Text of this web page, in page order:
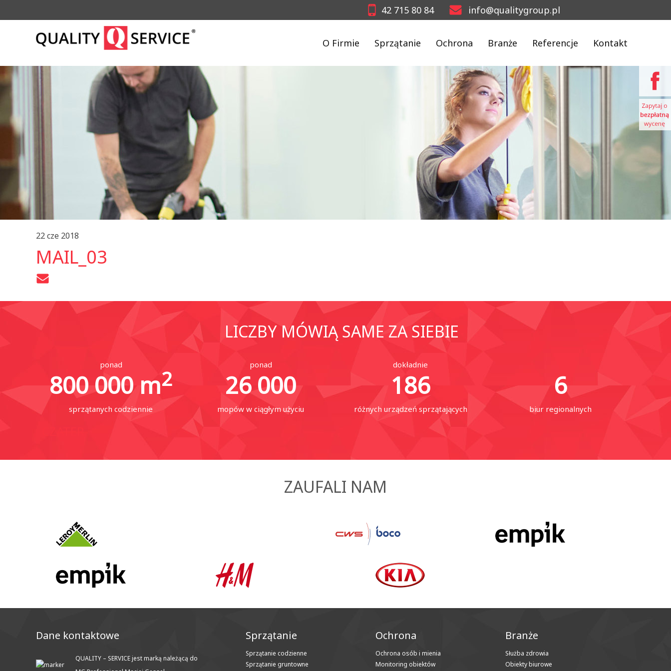
42 715 80 84 info@qualitygroup.pl
O Firmie Sprzątanie Ochrona Branże Referencje Kontakt
22 cze 2018
MAIL_03
LICZBY MÓWIĄ SAME ZA SIEBIE
ponad
800 000m2
sprzątanych codziennie
ponad
26 000
mopów w ciągłym użyciu
dokładnie
186
różnych urządzeń sprzątających
6
biur regionalnych
ZAUFALI NAM
Dane kontaktowe
QUALITY – SERVICE jest marką należącą do
Sprzątanie
Sprzątanie codzienne
Sprzątanie gruntowne
Ochrona
Ochrona osób i mienia
Monitoring obiektów
Branże
Służba zdrowia
Obiekty biurowe